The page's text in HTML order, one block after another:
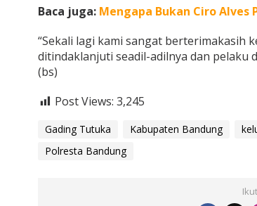
Baca juga: Mengapa Bukan Ciro Alves
“Sekali lagi kami sangat berterimakasih
ditindaklanjuti seadil-adilnya dan pelaku
(bs)
Post Views: 3,245
Gading Tutuka Kabupaten Bandung
Polresta Bandung